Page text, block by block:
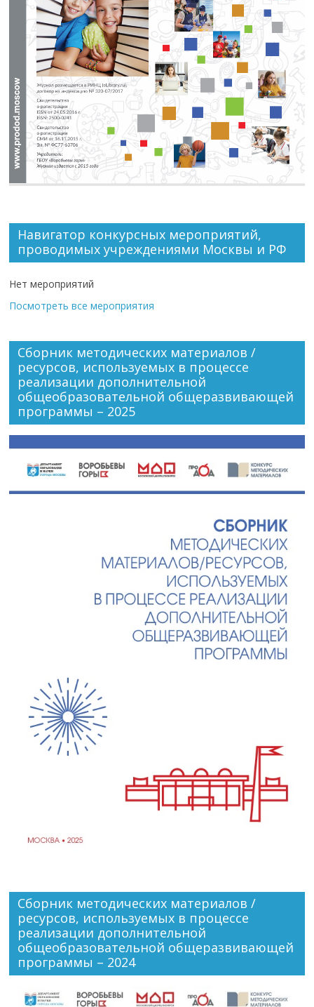
Навигатор конкурсных мероприятий,
проводимых учреждениями Москвы и РФ
Нет мероприятий
Посмотреть все мероприятия
Сборник методических материалов /
ресурсов, используемых в процессе
реализации дополнительной
общеобразовательной общеразвивающей
программы – 2025
Сборник методических материалов /
ресурсов, используемых в процессе
реализации дополнительной
общеобразовательной общеразвивающей
программы – 2024